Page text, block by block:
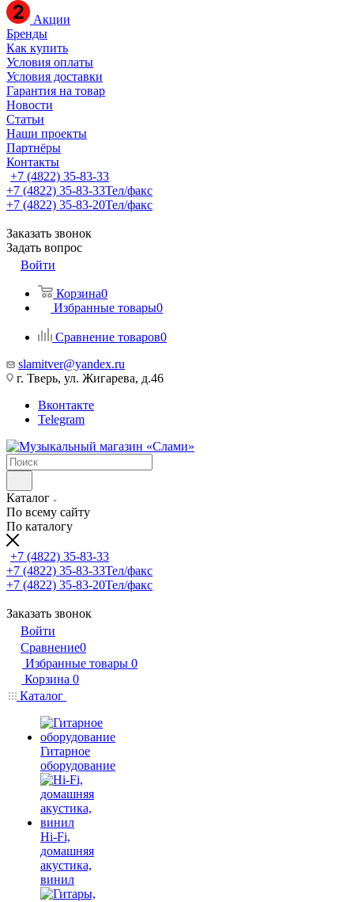
Акции
Бренды
Как купить
Условия оплаты
Условия доставки
Гарантия на товар
Новости
Статьи
Наши проекты
Партнёры
Контакты
+7 (4822) 35-83-33
+7 (4822) 35-83-33Тел/факс
+7 (4822) 35-83-20Тел/факс
Заказать звонок
Задать вопрос
Войти
Корзина0
Избранные товары0
Сравнение товаров0
slamitver@yandex.ru
г. Тверь, ул. Жигарева, д.46
Вконтакте
Telegram
Каталог
По всему сайту
По каталогу
+7 (4822) 35-83-33
+7 (4822) 35-83-33Тел/факс
+7 (4822) 35-83-20Тел/факс
Заказать звонок
Войти
Сравнение0
Избранные товары 0
Корзина 0
Каталог
Гитарное
оборудование
Hi-Fi,
домашняя
акустика,
винил